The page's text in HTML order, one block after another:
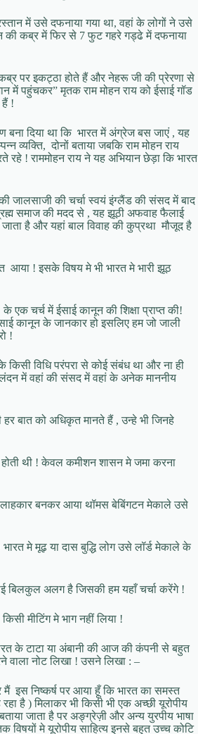
में उसे दफनाया गया था, वहां के लोगों ने उसे
कब्र में फिर से 7 फुट गहरे गड्ढे में दफनाया
कब्र पर इकट्ठा होते हैं और नेहरू जी की प्रेरणा से
में पहुंचकर” मृतक राम मोहन राय को ईसाई गॉड
हैं !
बना दिया था कि भारत में अंग्रेज बस जाएं , यह
व्यक्ति, दोनों बताया जबकि राम मोहन राय
! राममोहन राय ने यह अभियान छेड़ा कि भारत
जालसाजी की चर्चा स्वयं इंग्लैंड की संसद में बाद
समाज की मदद से , यह झूठी अफवाह फैलाई
है और यहां बाल विवाह की कुप्रथा मौजूद है
आया ! इसके विषय मे भी भारत मे भारी झूठ
चर्च में ईसाई कानून की शिक्षा प्राप्त की!
कानून के जानकार हो इसलिए हम जो जाली
!
विधि परंपरा से कोई संबंध था और ना ही
में वहां की संसद में वहां के अनेक माननीय
बात को अधिकृत मानते हैं , उन्हे भी जिनहे
होती थी ! केवल कमीशन शासन मे जमा करना
बनकर आया थॉमस बेबिंगटन मेकाले उसे
मे मूढ़ या दास बुद्धि लोग उसे लॉर्ड मेकाले के
बिलकुल अलग है जिसकी हम यहाँ चर्चा करेंगे !
मीटिंग मे भाग नहीं लिया !
के टाटा या अंबानी की आज की कंपनी से बहुत
वाला नोट लिखा ! उसने लिखा : –
इस निष्कर्ष पर आया हूँ कि भारत का समस्त
है ) मिलाकर भी किसी भी एक अच्छी यूरोपीय
जाता है पर अङ्ग्रेज़ी और अन्य युरपीय भाषा
मे यूरोपीय साहित्य इनसे बहुत उच्च कोटि